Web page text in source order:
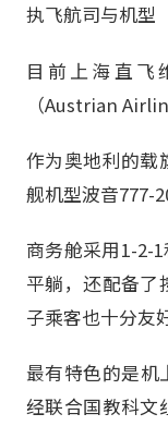
执飞航司与机型
目前上海直飞
（Austrian
作为奥地利的载
舰机型波音777-
商务舱采用1-2-
平躺，还配备了
子乘客也十分友
最有特色的是
经联合国教科文